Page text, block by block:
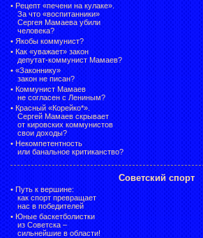
• Рецепт «печени на кулаке».
За что «воспитанники»
Сергея Мамаева убили
человека?
• Якобы коммунист?
• Как «уважает» закон
депутат-коммунист Мамаев?
• «Законнику»
закон не писан?
• Коммунист Мамаев
не согласен с Лениным?
• Красный «Корейко*».
Сергей Мамаев скрывает
от кировских коммунистов
свои доходы?
• Некомпетентность
или банальное критиканство?
Советский спорт
• Путь к вершине:
как спорт превращает
нас в победителей
• Юные баскетболистки
из Советска –
сильнейшие в области!